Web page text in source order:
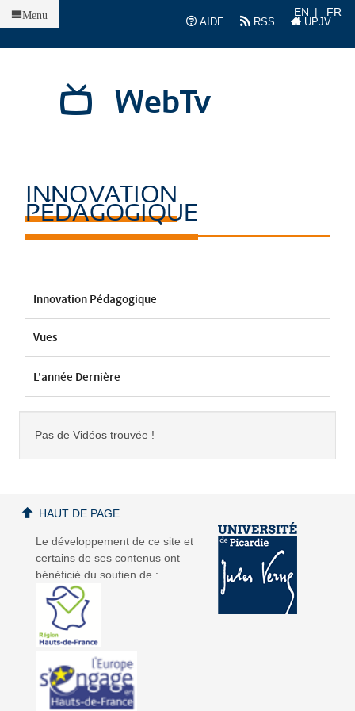
AIDE
RSS UPJV
EN FR
WebTv
Menu
INNOVATION
PÉDAGOGIQUE
Innovation Pédagogique
Vues
L'année Dernière
Pas de Vidéos trouvée !
Le développement de ce site et
certains de ses contenus ont
bénéficié du soutien de :
HAUT DE PAGE